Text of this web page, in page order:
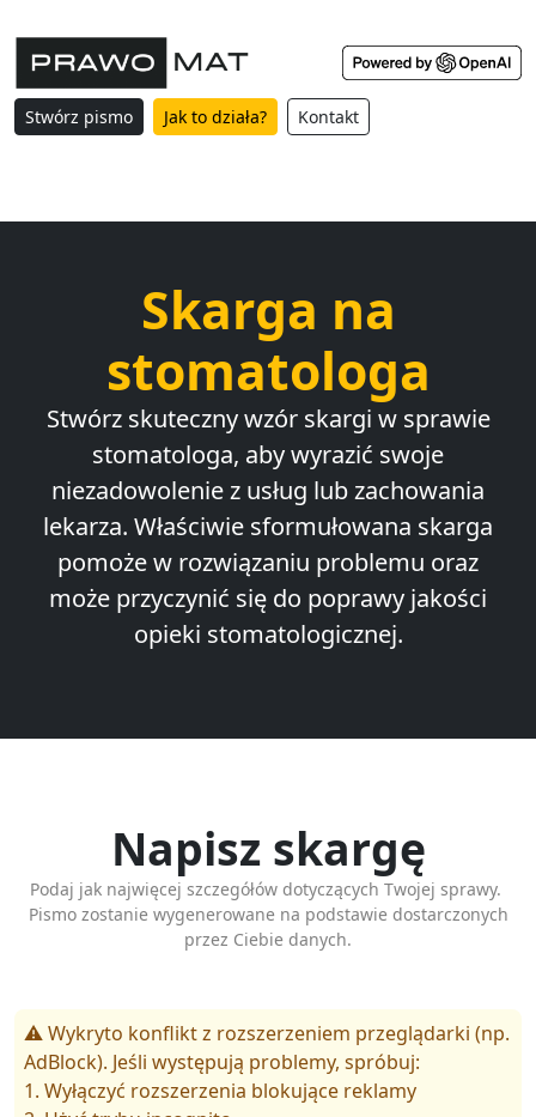
Stwórz pismo Jak to działa? Kontakt
Skarga na
stomatologa
Stwórz skuteczny wzór skargi w sprawie
stomatologa, aby wyrazić swoje
niezadowolenie z usług lub zachowania
lekarza. Właściwie sformułowana skarga
pomoże w rozwiązaniu problemu oraz
może przyczynić się do poprawy jakości
opieki stomatologicznej.
Napisz skargę
Podaj jak najwięcej szczegółów dotyczących Twojej sprawy.
Pismo zostanie wygenerowane na podstawie dostarczonych
przez Ciebie danych.
⚠️ Wykryto konflikt z rozszerzeniem przeglądarki (np.
AdBlock). Jeśli występują problemy, spróbuj:
1. Wyłączyć rozszerzenia blokujące reklamy